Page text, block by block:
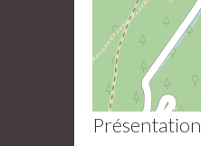
Présentation